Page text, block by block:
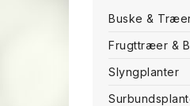
Buske &
Frugttræer &
Slyngplanter